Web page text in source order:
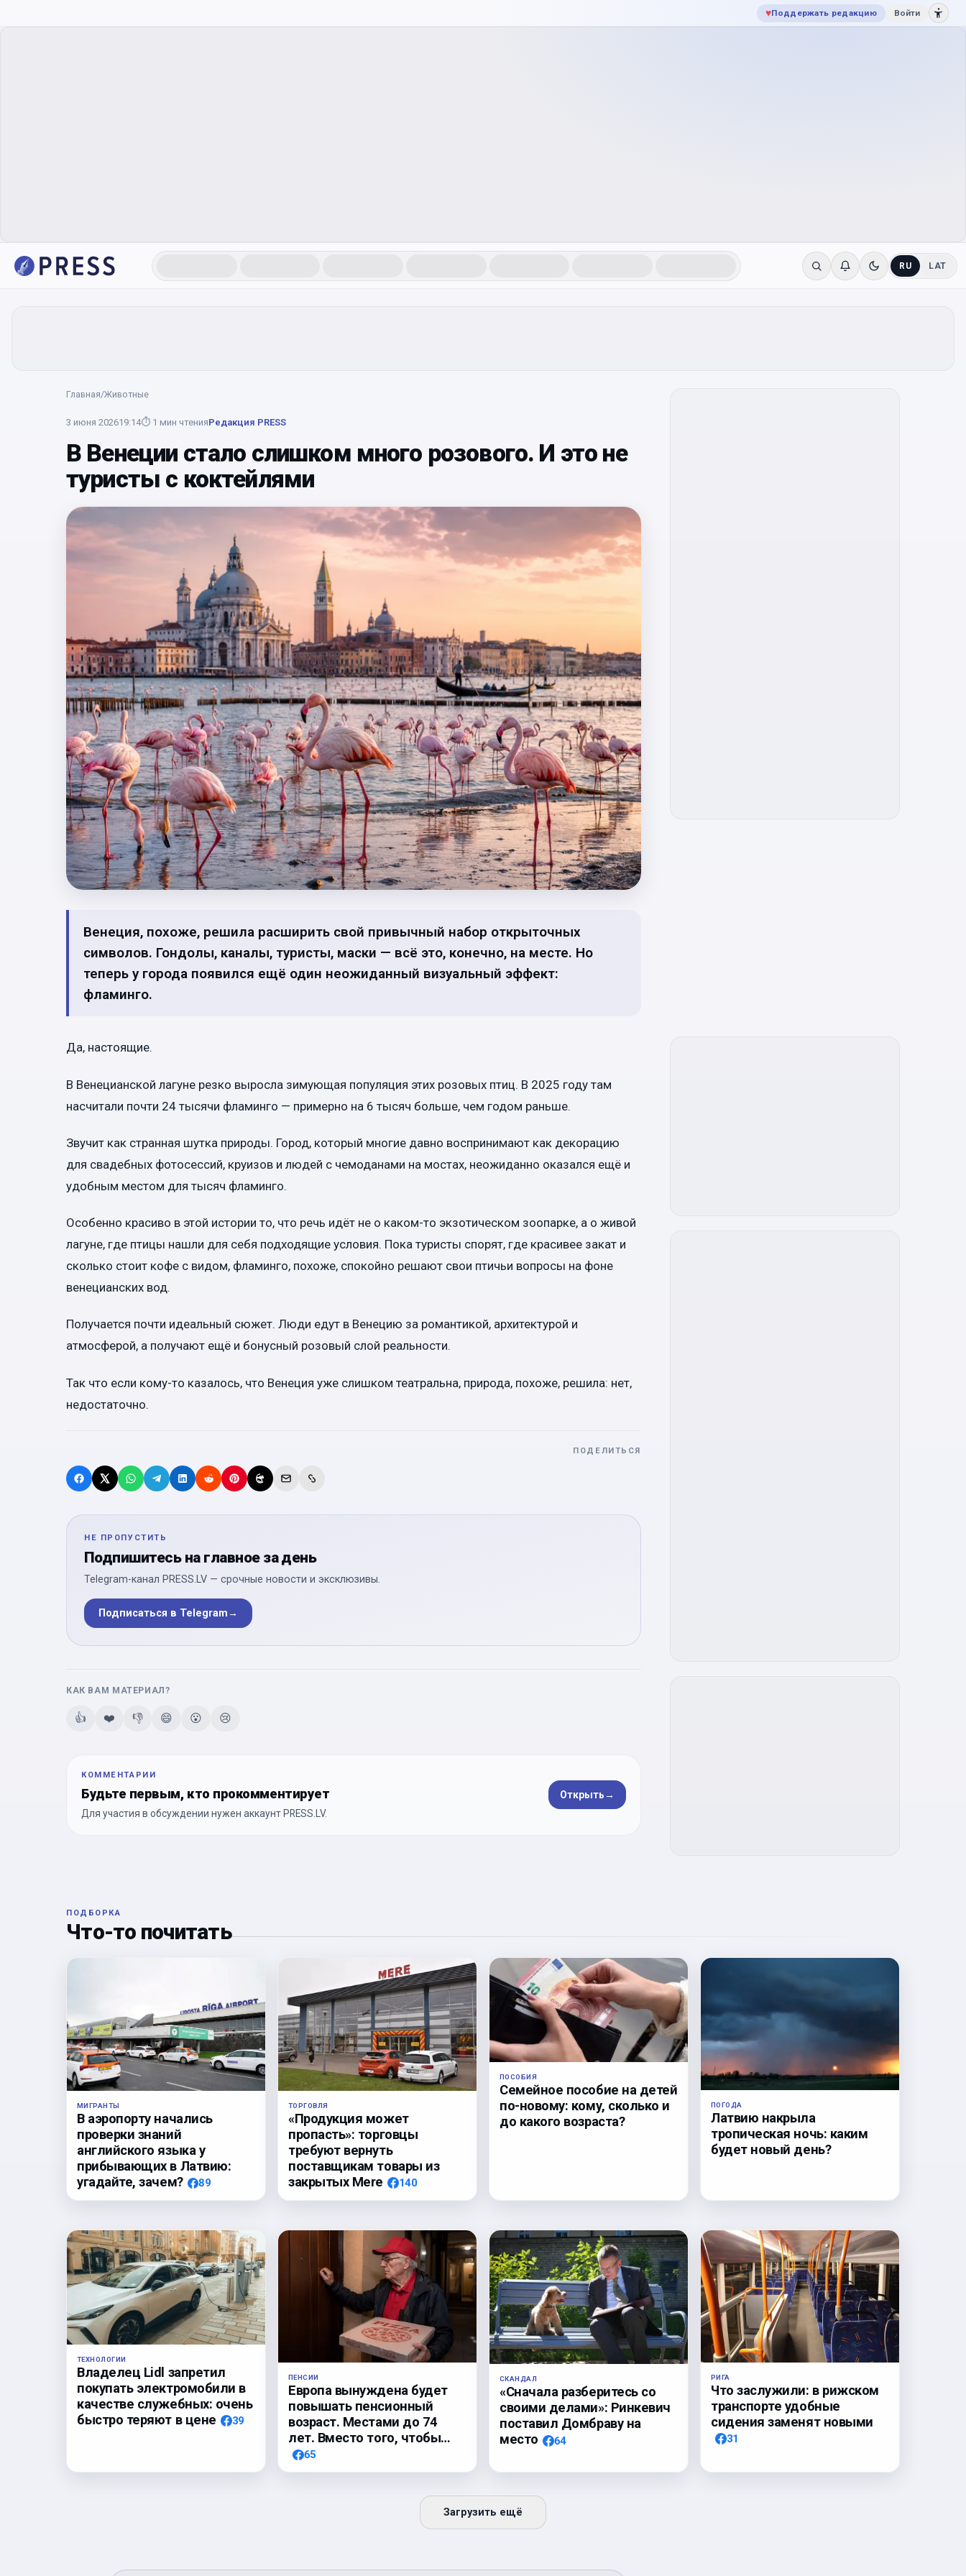
♥Поддержать редакцию Войти
RU LAT
Главная/Животные
3 июня 202619:14⏱ 1 мин чтенияРедакция PRESS
В Венеции стало слишком много розового. И это не
туристы с коктейлями
Венеция, похоже, решила расширить свой привычный набор открыточных
символов. Гондолы, каналы, туристы, маски — всё это, конечно, на месте. Но
теперь у города появился ещё один неожиданный визуальный эффект:
фламинго.
Да, настоящие.
В Венецианской лагуне резко выросла зимующая популяция этих розовых птиц. В 2025 году там
насчитали почти 24 тысячи фламинго — примерно на 6 тысяч больше, чем годом раньше.
Звучит как странная шутка природы. Город, который многие давно воспринимают как декорацию
для свадебных фотосессий, круизов и людей с чемоданами на мостах, неожиданно оказался ещё и
удобным местом для тысяч фламинго.
Особенно красиво в этой истории то, что речь идёт не о каком-то экзотическом зоопарке, а о живой
лагуне, где птицы нашли для себя подходящие условия. Пока туристы спорят, где красивее закат и
сколько стоит кофе с видом, фламинго, похоже, спокойно решают свои птичьи вопросы на фоне
венецианских вод.
Получается почти идеальный сюжет. Люди едут в Венецию за романтикой, архитектурой и
атмосферой, а получают ещё и бонусный розовый слой реальности.
Так что если кому-то казалось, что Венеция уже слишком театральна, природа, похоже, решила: нет,
недостаточно.
ПОДЕЛИТЬСЯ
НЕ ПРОПУСТИТЬ
Подпишитесь на главное за день
Telegram-канал PRESS.LV — срочные новости и эксклюзивы.
Подписаться в Telegram→
КАК ВАМ МАТЕРИАЛ?
👍 ❤️ 👎 😄 😮 😢
КОММЕНТАРИИ
Будьте первым, кто прокомментирует
Для участия в обсуждении нужен аккаунт PRESS.LV.
Открыть→
ПОДБОРКА
Что-то почитать
МИГРАНТЫ
В аэропорту начались
проверки знаний
английского языка у
прибывающих в Латвию:
угадайте, зачем?
89
ТОРГОВЛЯ
«Продукция может
пропасть»: торговцы
требуют вернуть
поставщикам товары из
закрытых Mere
140
ПОСОБИЯ
Семейное пособие на детей
по-новому: кому, сколько и
до какого возраста?
ПОГОДА
Латвию накрыла
тропическая ночь: каким
будет новый день?
ТЕХНОЛОГИИ
Владелец Lidl запретил
покупать электромобили в
качестве служебных: очень
быстро теряют в цене
39
ПЕНСИИ
Европа вынуждена будет
повышать пенсионный
возраст. Местами до 74
лет. Вместо того, чтобы…
65
СКАНДАЛ
«Сначала разберитесь со
своими делами»: Ринкевич
поставил Домбраву на
место
64
РИГА
Что заслужили: в рижском
транспорте удобные
сидения заменят новыми
31
Загрузить ещё